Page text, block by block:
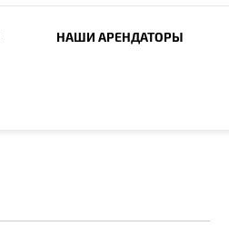
НАШИ АРЕНДАТОРЫ